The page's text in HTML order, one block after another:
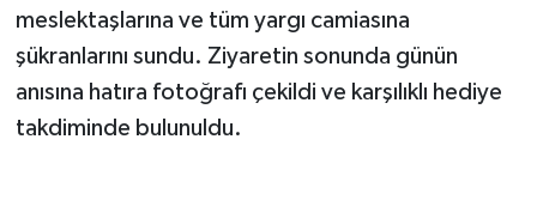
meslektaşlarına ve tüm yargı camiasına
şükranlarını sundu. Ziyaretin sonunda günün
anısına hatıra fotoğrafı çekildi ve karşılıklı hediye
takdiminde bulunuldu.